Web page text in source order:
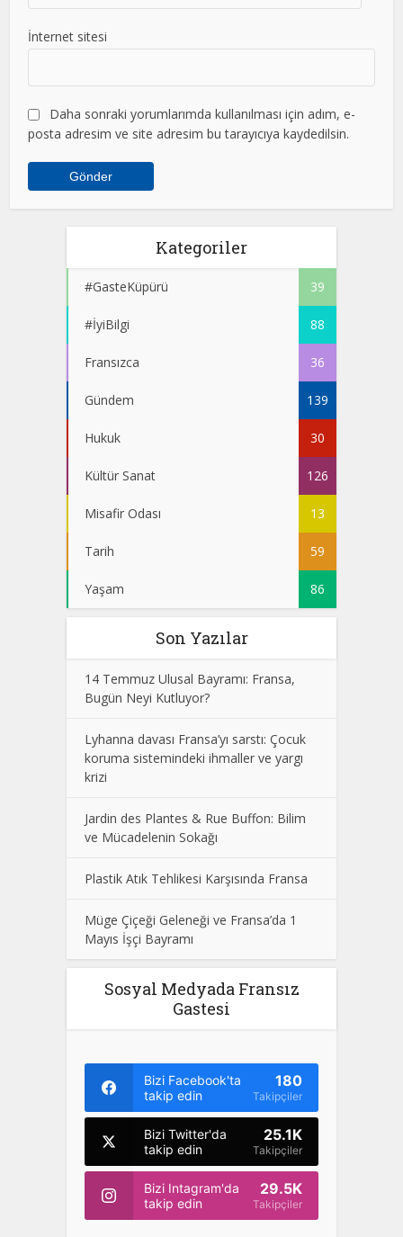
İnternet sitesi
Daha sonraki yorumlarımda kullanılması için adım, e-
posta adresim ve site adresim bu tarayıcıya kaydedilsin.
Kategoriler
#GasteKüpürü 39
#İyiBilgi 88
Fransızca 36
Gündem 139
Hukuk 30
Kültür Sanat 126
Misafir Odası 13
Tarih 59
Yaşam 86
Son Yazılar
14 Temmuz Ulusal Bayramı: Fransa,
Bugün Neyi Kutluyor?
Lyhanna davası Fransa’yı sarstı: Çocuk
koruma sistemindeki ihmaller ve yargı
krizi
Jardin des Plantes & Rue Buffon: Bilim
ve Mücadelenin Sokağı
Plastik Atık Tehlikesi Karşısında Fransa
Müge Çiçeği Geleneği ve Fransa’da 1
Mayıs İşçi Bayramı
Sosyal Medyada Fransız
Gastesi
Bizi Facebook'ta
takip edin
180
Takipçiler
Bizi Twitter'da
takip edin
25.1K
Takipçiler
Bizi Intagram'da
takip edin
29.5K
Takipçiler